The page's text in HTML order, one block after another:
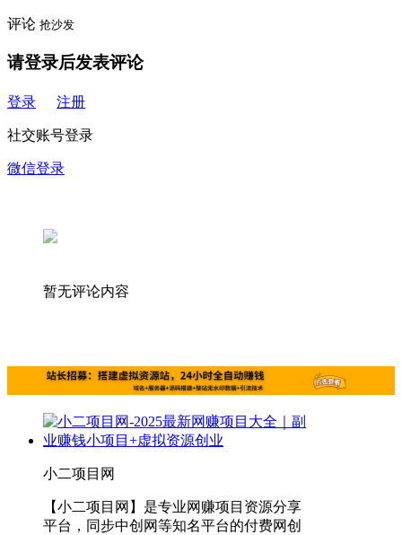
评论 抢沙发
请登录后发表评论
登录 注册
社交账号登录
微信登录
暂无评论内容
小二项目网
【小二项目网】是专业网赚项目资源分享
平台，同步中创网等知名平台的付费网创